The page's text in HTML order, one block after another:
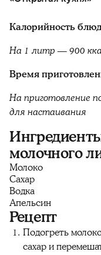
Калорийность
На 1 литр — 900
Время
На приготовление
для настаивания
молочного
Молоко
Сахар
Водка
Апельсин
Рецепт
Подогреть
сахар и